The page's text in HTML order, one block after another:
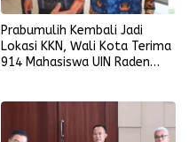
Prabumulih Kembali Jadi
Lokasi KKN, Wali Kota Terima
914 Mahasiswa UIN Raden